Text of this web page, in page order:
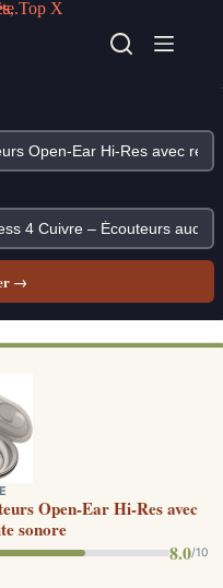
→
Open-Ear Hi-Res avec
sonore
8.0/10